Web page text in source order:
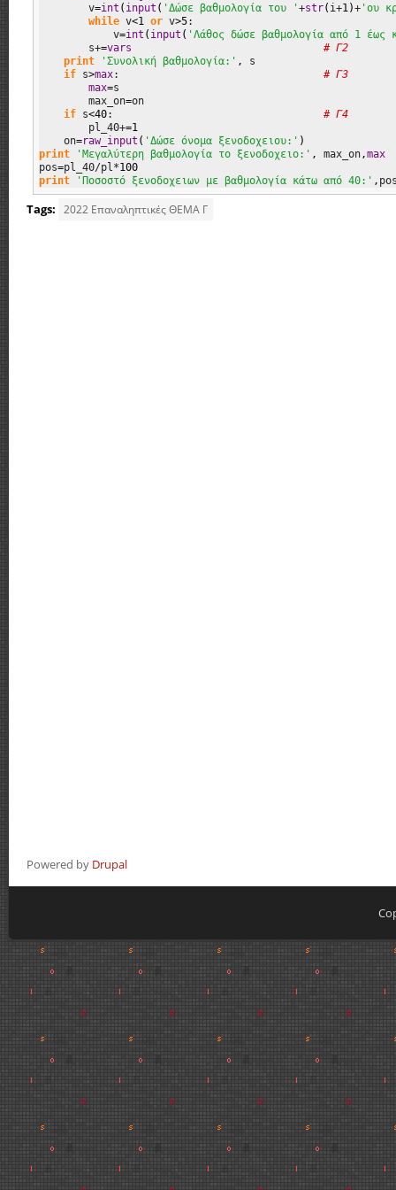
        v
=int ( input ( 'Δώσε βαθμολογία του '+str( i+1)+ 'ου
while v<1 or v>5:
            v
=int ( input ( 'Λάθος δώσε βαθμολογία από 1 έως
        s+
=vars
# Γ2
print
'Συνολική βαθμολογία:' ,
s
if s>max: # Γ3
max=s
        max_on
=on
if s<40: # Γ4
        pl_40+
=1
    on
=raw_input ( 'Δώσε όνομα ξενοδοχειου:' )
print
'Μεγαλύτερη βαθμολογία το ξενοδοχειο:' , max_on,max
pos=pl_40/pl*100
print
'Ποσοστό ξενοδοχειων με βαθμολογία κάτω από 40:' ,
Tags: 2022 Eπαναληπτικές ΘΕΜΑ Γ
Powered by Drupal